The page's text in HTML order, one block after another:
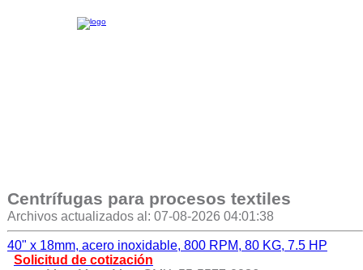
Centrífugas para procesos textiles
Archivos actualizados al: 07-08-2026 04:01:38
40" x 18mm, acero inoxidable, 800 RPM, 80 KG, 7.5 HP
Solicitud de cotización